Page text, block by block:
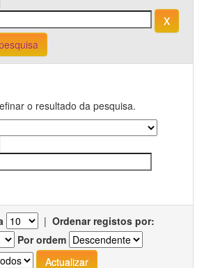
o resultado da pesquisa.
| Ordenar registos por:
Por ordem